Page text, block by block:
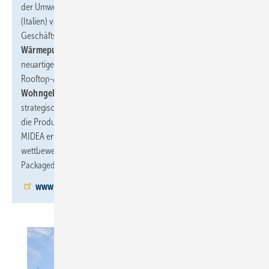
der Umwelt. Das Unternehmen wurde 1989 in Feltre, Belluno
(Italien) von Bruno Bellò gegründet. Es begann seine
Geschäftstätigkeit mit der Produktion von
Wärmepumpen
neuartiger spezialisierter Systeme, die auf den sogenannten
Rooftop-Anlagen, das heißt
Wohngebäude
strategischen Bündnis mit der MIDEA-Gruppe sein Angebot um
die Produkte, Technologien und Distributionsstrukturen von
MIDEA erweitert und bietet dem Markt nun ein umfangreiches,
wettbewerbsfähiges Portfolio an Kälteanlagen, Wärmepumpen,
Packaged-, Mono- und Multisplit- sowie VRF-Systemen an.
www.clivet.de